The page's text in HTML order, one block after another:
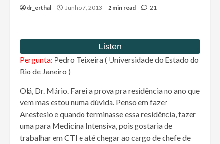
dr_erthal Junho 7, 2013 2 min read 21
Pergunta: Pedro Teixeira ( Universidade do Estado do
Rio de Janeiro )
Olá, Dr. Mário. Farei a prova pra residência no ano que
vem mas estou numa dúvida. Penso em fazer
Anestesio e quando terminasse essa residência, fazer
uma para Medicina Intensiva, pois gostaria de
trabalhar em CTI e até chegar ao cargo de chefe de